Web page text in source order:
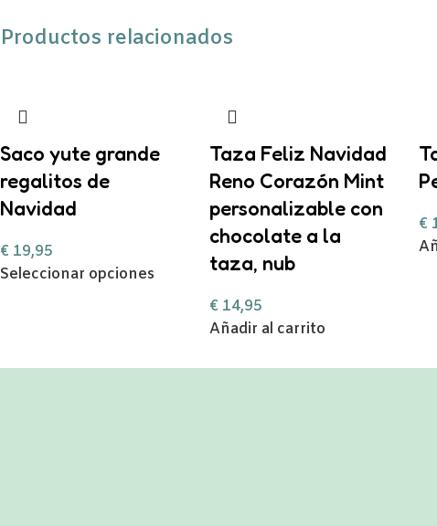
Productos relacionados
Saco yute grande
regalitos de
Navidad
€ 19,95
Seleccionar opciones
Taza Feliz Navidad
Reno Corazón Mint
personalizable con
chocolate a la
taza, nub
€ 14,95
Añadir al carrito
€